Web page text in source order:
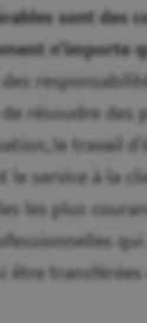
sont des
n’importe
résoudre des
le travail
le service à la
les plus
être transférées